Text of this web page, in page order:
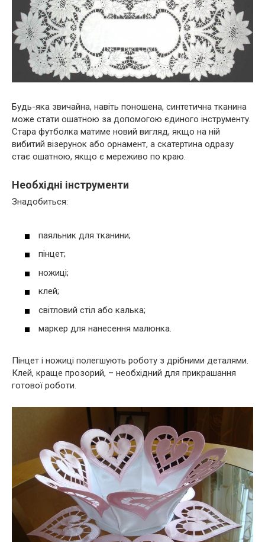
Будь-яка звичайна, навіть поношена, синтетична тканина
може стати ошатною за допомогою єдиного інструменту.
Стара футболка матиме новий вигляд, якщо на ній
вибитий візерунок або орнамент, а скатертина одразу
стає ошатною, якщо є мереживо по краю.
Необхідні інструменти
Знадобиться:
паяльник для тканини;
пінцет;
ножиці;
клей;
світловий стіл або калька;
маркер для нанесення малюнка.
Пінцет і ножиці полегшують роботу з дрібними деталями.
Клей, краще прозорий, – необхідний для прикрашання
готової роботи.